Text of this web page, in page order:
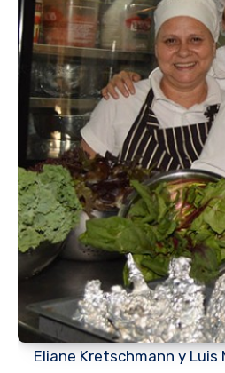
Eliane Kretschmann y Luis